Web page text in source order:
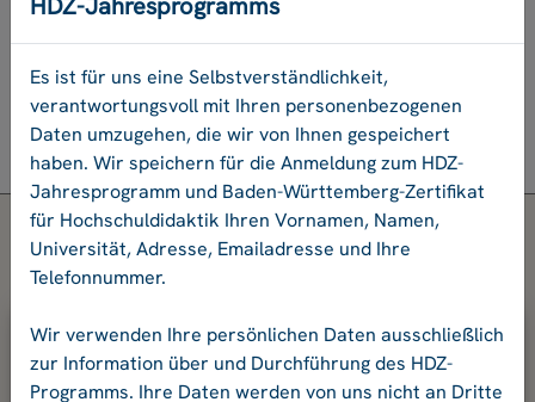
DEUTSCH
Program
Login
Please enter your e-mail address and
your password.
Es ist für uns eine Selbstverständlichkeit,
verantwortungsvoll mit Ihren personenbezogenen
Daten umzugehen, die wir von Ihnen gespeichert
haben. Wir speichern für die Anmeldung zum HDZ-
Jahresprogramm und Baden-Württemberg-Zertifikat
für Hochschuldidaktik Ihren Vornamen, Namen,
Universität, Adresse, Emailadresse und Ihre
Telefonnummer.
Wir verwenden Ihre persönlichen Daten ausschließlich
zur Information über und Durchführung des HDZ-
Programms. Ihre Daten werden von uns nicht an Dritte